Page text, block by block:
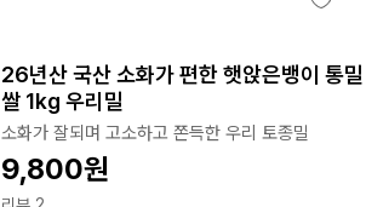
26년산 국산 소화가 편한 햇앉은뱅이 통밀
쌀 1kg 우리밀
소화가 잘되며 고소하고 쫀득한 우리 토종밀
9,800원